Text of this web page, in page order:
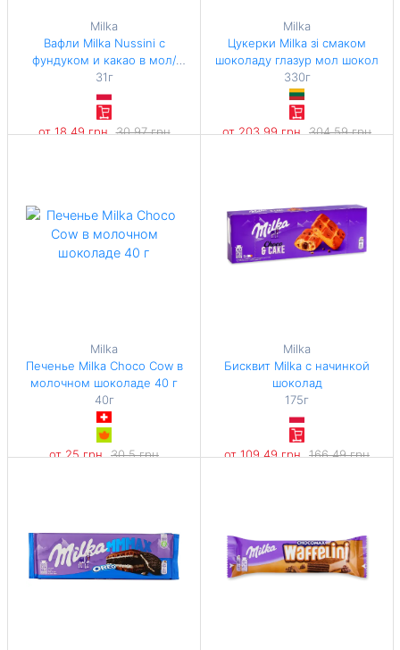
Milka
Вафли Milka Nussini с
фундуком и какао в мол/
шокол
31г
от 18,49 грн 30,97 грн
Milka
Цукерки Milka зі смаком
шоколаду глазур мол шокол
330г
от 203,99 грн 304,59 грн
Milka
Печенье Milka Choco Cow в
молочном шоколаде 40 г
40г
от 25 грн 30,5 грн
Milka
Бисквит Milka с начинкой
шоколад
175г
от 109,49 грн 166,49 грн